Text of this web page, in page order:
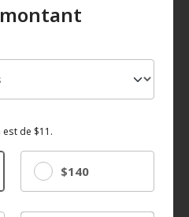
est de $11.
$140